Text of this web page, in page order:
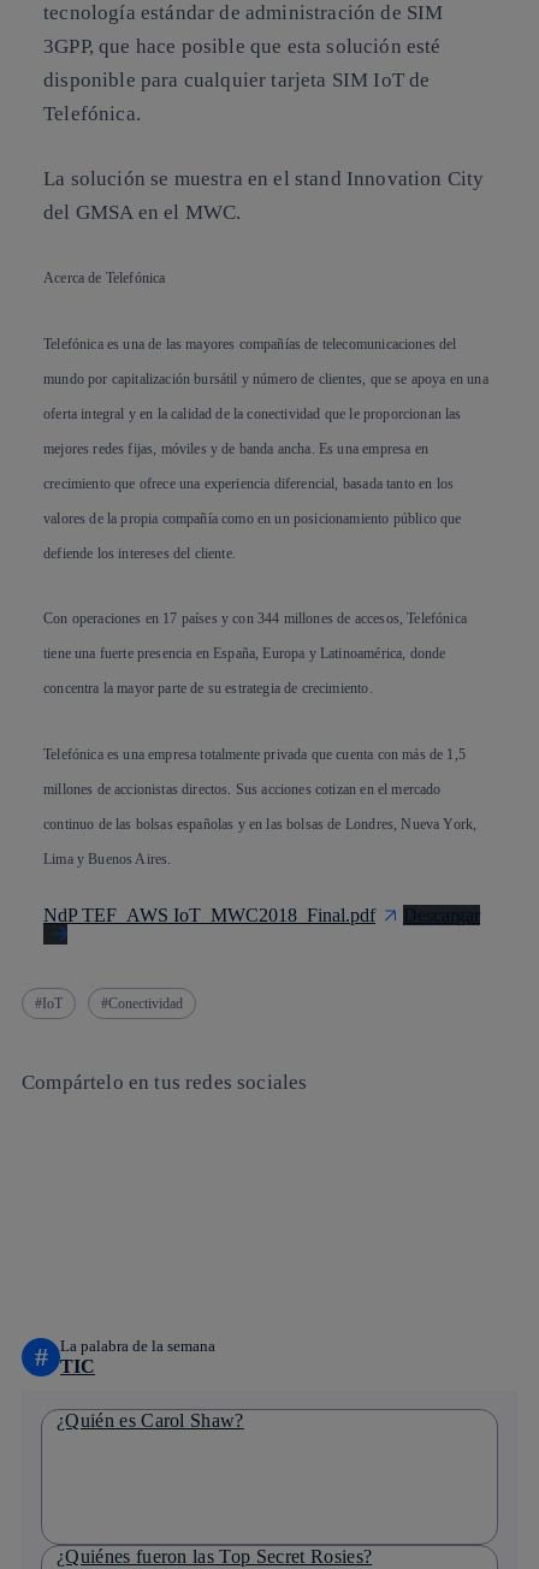
tecnología estándar de administración de SIM
3GPP, que hace posible que esta solución esté
disponible para cualquier tarjeta SIM IoT de
Telefónica.
La solución se muestra en el stand Innovation City
del GMSA en el MWC.
Acerca de Telefónica
Telefónica es una de las mayores compañías de telecomunicaciones del
mundo por capitalización bursátil y número de clientes, que se apoya en una
oferta integral y en la calidad de la conectividad que le proporcionan las
mejores redes fijas, móviles y de banda ancha. Es una empresa en
crecimiento que ofrece una experiencia diferencial, basada tanto en los
valores de la propia compañía como en un posicionamiento público que
defiende los intereses del cliente.
Con operaciones en 17 países y con 344 millones de accesos, Telefónica
tiene una fuerte presencia en España, Europa y Latinoamérica, donde
concentra la mayor parte de su estrategia de crecimiento.
Telefónica es una empresa totalmente privada que cuenta con más de 1,5
millones de accionistas directos. Sus acciones cotizan en el mercado
continuo de las bolsas españolas y en las bolsas de Londres, Nueva York,
Lima y Buenos Aires.
NdP TEF_AWS IoT_MWC2018_Final.pdf Descargar
IoT Conectividad
Compártelo en tus redes sociales
# La palabra de la semana
TIC
¿Quién es Carol Shaw?
¿Quiénes fueron las Top Secret Rosies?